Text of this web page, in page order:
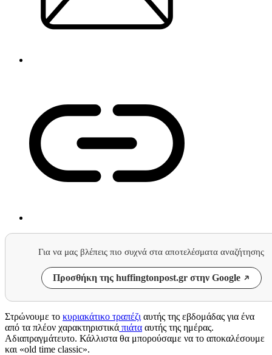
Για να μας βλέπεις πιο συχνά στα αποτελέσματα αναζήτησης
Προσθήκη της huffingtonpost.gr στην Google
Στρώνουμε το κυριακάτικο τραπέζι αυτής της εβδομάδας για ένα
από τα πλέον χαρακτηριστικά πιάτα αυτής της ημέρας.
Αδιαπραγμάτευτο. Κάλλιστα θα μπορούσαμε να το αποκαλέσουμε
και «old time classic».